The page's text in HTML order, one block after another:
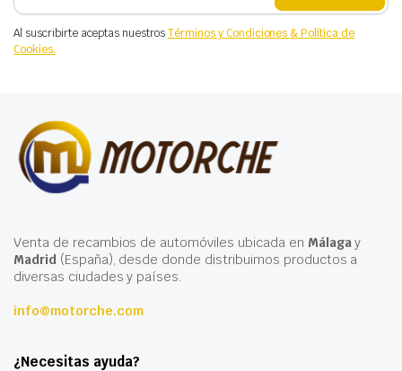
Al suscribirte aceptas nuestrosTérminos y Condiciones & Política de
Cookies.
Venta de recambios de automóviles ubicada en Málagay
Madrid(España), desde donde distribuimos productos a
diversas ciudades y países.
info@motorche.com
¿Necesitas ayuda?